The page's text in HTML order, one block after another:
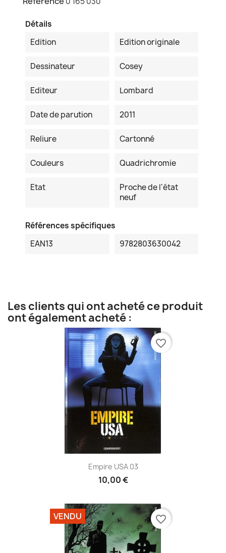
Détails
Edition
Edition originale
Dessinateur Cosey
Editeur Lombard
Date de parution 2011
Reliure Cartonné
Couleurs Quadrichromie
Etat
Proche de l'état
neuf
Références spécifiques
EAN13
9782803630042
Les clients qui ont acheté ce produit
ont également acheté :
Empire USA 03
10,00 €
favorite_border
VENDU favorite_border